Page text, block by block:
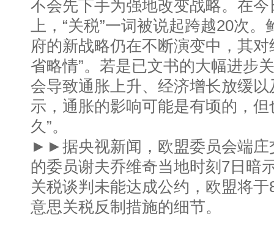
不会先下手为强地改变战略。在
上，“关税”一词被说起跨越20次
府的新战略仍在不断演变中，其
省略情”。若是已文书的大幅进步
会导致通胀上升、经济增长放缓
示，通胀的影响可能是有顷的，但
久”。
►►据央视新闻，欧盟委员会端庄
的委员谢夫乔维奇当地时刻7日暗
关税谈判未能达成公约，欧盟将
意思关税反制措施的细节。